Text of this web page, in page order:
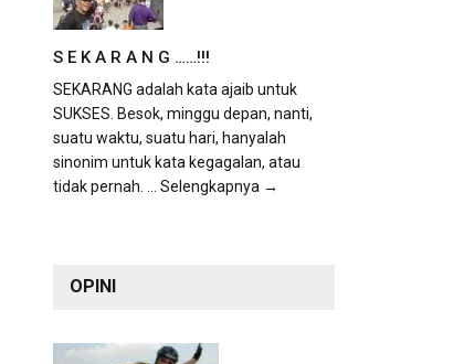
S E K A R A N G ……!!!
SEKARANG adalah kata ajaib untuk
SUKSES. Besok, minggu depan, nanti,
suatu waktu, suatu hari, hanyalah
sinonim untuk kata kegagalan, atau
tidak pernah. ... Selengkapnya →
OPINI